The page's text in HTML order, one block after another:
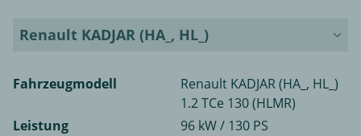
Renault KADJAR (HA_, HL_)
Fahrzeugmodell
Renault KADJAR (HA_, HL_)
1.2 TCe 130 (HLMR)
Leistung
96 kW / 130 PS